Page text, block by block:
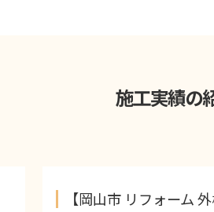
施工実績の
【岡山市 リフォーム